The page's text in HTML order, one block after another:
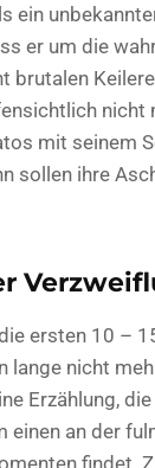
ein
er um die
brutalen
mit seinem
sollen ihre
ersten 10 –
lange nicht
Erzählung,
an der
findet.